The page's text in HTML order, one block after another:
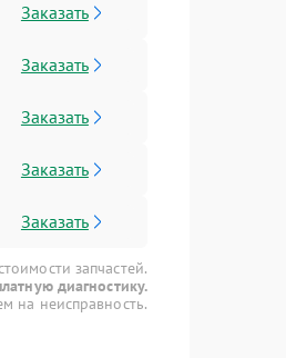
Заказать
Заказать
Заказать
Заказать
Заказать
запчастей.
диагностику.
на неисправность.